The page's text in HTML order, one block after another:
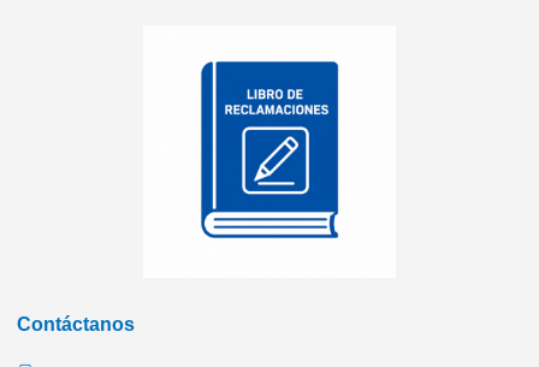
Contáctanos